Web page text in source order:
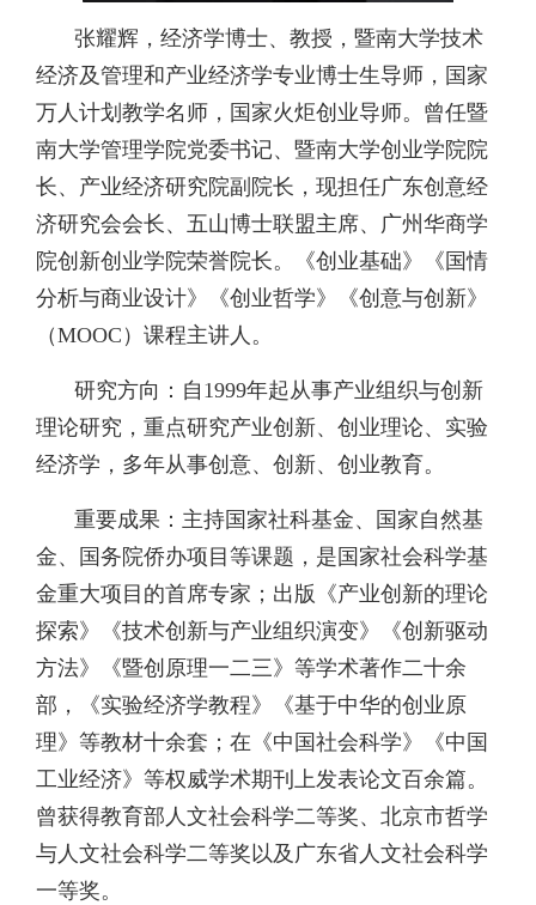
张耀辉， 经济学博士、教授，暨南大学技术
经济及管理和产业经济学专业博士生导师，国家
万人计划教学名师，国家火炬创业导师。曾任暨
南大学管理学院党委书记、暨南大学创业学院院
长、产业经济研究院副院长，现担任广东创意经
济研究会会长、五山博士联盟主席、广州华商学
院创新创业学院荣誉院长。《创业基础》《国情
分析与商业设计》《创业哲学》《创意与创新》
（MOOC）课程主讲人。
研究方向： 自1999年起从事产业组织与创新
理论研究，重点研究产业创新、创业理论、实验
经济学，多年从事创意、创新、创业教育。
重要成果： 主持国家社科基金、国家自然基
金、国务院侨办项目等课题，是国家社会科学基
金重大项目的首席专家；出版《产业创新的理论
探索》《技术创新与产业组织演变》《创新驱动
方法》《暨创原理一二三》等学术著作二十余
部，《实验经济学教程》《基于中华的创业原
理》等教材十余套；在《中国社会科学》《中国
工业经济》等权威学术期刊上发表论文百余篇。
曾获得教育部人文社会科学二等奖、北京市哲学
与人文社会科学二等奖以及广东省人文社会科学
一等奖。